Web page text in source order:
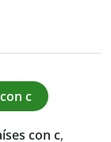
c
con c,